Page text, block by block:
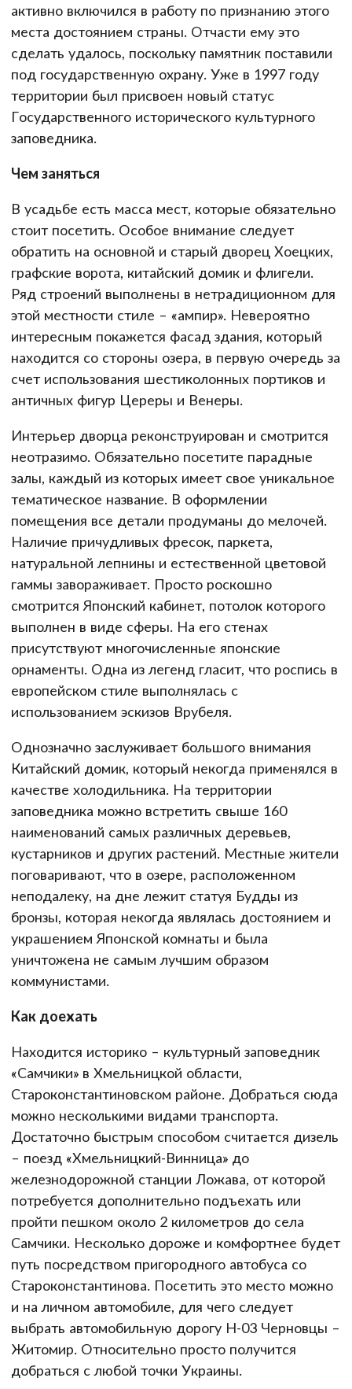
активно включился в работу по признанию этого
места достоянием страны. Отчасти ему это
сделать удалось, поскольку памятник поставили
под государственную охрану. Уже в 1997 году
территории был присвоен новый статус
Государственного исторического культурного
заповедника.
Чем заняться
В усадьбе есть масса мест, которые обязательно
стоит посетить. Особое внимание следует
обратить на основной и старый дворец Хоецких,
графские ворота, китайский домик и флигели.
Ряд строений выполнены в нетрадиционном для
этой местности стиле – «ампир». Невероятно
интересным покажется фасад здания, который
находится со стороны озера, в первую очередь за
счет использования шестиколонных портиков и
античных фигур Цереры и Венеры.
Интерьер дворца реконструирован и смотрится
неотразимо. Обязательно посетите парадные
залы, каждый из которых имеет свое уникальное
тематическое название. В оформлении
помещения все детали продуманы до мелочей.
Наличие причудливых фресок, паркета,
натуральной лепнины и естественной цветовой
гаммы завораживает. Просто роскошно
смотрится Японский кабинет, потолок которого
выполнен в виде сферы. На его стенах
присутствуют многочисленные японские
орнаменты. Одна из легенд гласит, что роспись в
европейском стиле выполнялась с
использованием эскизов Врубеля.
Однозначно заслуживает большого внимания
Китайский домик, который некогда применялся в
качестве холодильника. На территории
заповедника можно встретить свыше 160
наименований самых различных деревьев,
кустарников и других растений. Местные жители
поговаривают, что в озере, расположенном
неподалеку, на дне лежит статуя Будды из
бронзы, которая некогда являлась достоянием и
украшением Японской комнаты и была
уничтожена не самым лучшим образом
коммунистами.
Как доехать
Находится историко – культурный заповедник
«Самчики» в Хмельницкой области,
Староконстантиновском районе. Добраться сюда
можно несколькими видами транспорта.
Достаточно быстрым способом считается дизель
– поезд «Хмельницкий-Винница» до
железнодорожной станции Ложава, от которой
потребуется дополнительно подъехать или
пройти пешком около 2 километров до села
Самчики. Несколько дороже и комфортнее будет
путь посредством пригородного автобуса со
Староконстантинова. Посетить это место можно
и на личном автомобиле, для чего следует
выбрать автомобильную дорогу Н-03 Черновцы –
Житомир. Относительно просто получится
добраться с любой точки Украины.